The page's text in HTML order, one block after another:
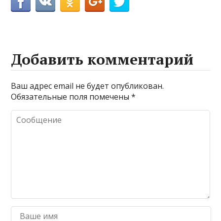
Добавить комментарий
Ваш адрес email не будет опубликован.
Обязательные поля помечены*